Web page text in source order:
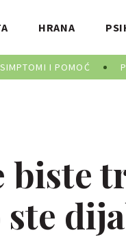
SIMPTOMI I POMOĆ
HRANA
biste